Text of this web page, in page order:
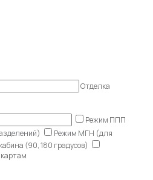
Отделка
Режим ППП
Режим МГН (для
(90, 180 градусов)